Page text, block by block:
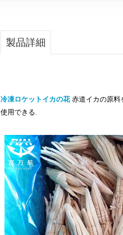
製品詳細
冷凍ロケットイカの花赤道イカの原料
使用できる.